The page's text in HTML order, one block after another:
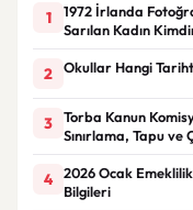
1
1972 İrlanda
Sarılan Kadın
2 Okullar Hangi
3
Torba Kanun
Sınırlama, Tapu
4
2026 Ocak
Bilgileri